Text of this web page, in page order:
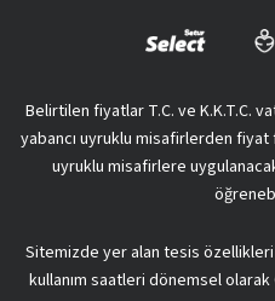
Belirtilen fiyatlar T.C. ve K.K.T.C.
yabancı uyruklu misafirlerden fiyat
uyruklu misafirlere
Sitemizde yer alan tesis
kullanım saatleri dönemsel